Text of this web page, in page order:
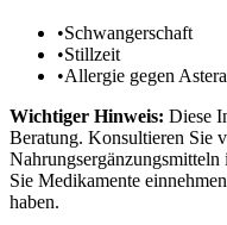
•Schwangerschaft
•Stillzeit
•Allergie gegen
Wichtiger Hinweis: Diese
Beratung. Konsultieren Sie
Sie Medikamente
haben.